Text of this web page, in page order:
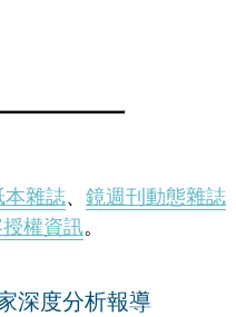
雜誌、 鏡週刊動態雜誌
權資訊。
深度分析報導